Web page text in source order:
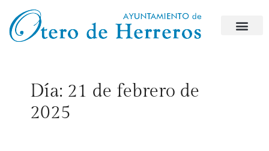
Día: 21 de febrero de
2025